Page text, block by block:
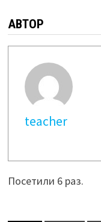
АВТОР
teacher
Посетили 6 раз.